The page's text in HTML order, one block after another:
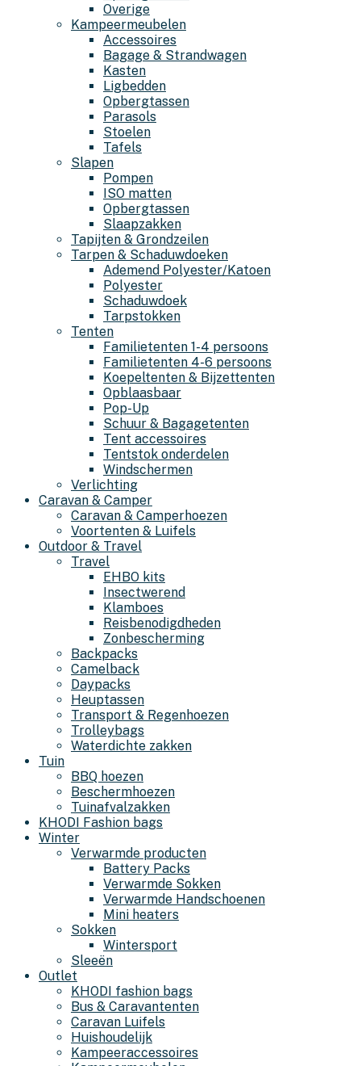
Overige
Kampeermeubelen
Accessoires
Bagage & Strandwagen
Kasten
Ligbedden
Opbergtassen
Parasols
Stoelen
Tafels
Slapen
Pompen
ISO matten
Opbergtassen
Slaapzakken
Tapijten & Grondzeilen
Tarpen & Schaduwdoeken
Ademend Polyester/Katoen
Polyester
Schaduwdoek
Tarpstokken
Tenten
Familietenten 1-4 persoons
Familietenten 4-6 persoons
Koepeltenten & Bijzettenten
Opblaasbaar
Pop-Up
Schuur & Bagagetenten
Tent accessoires
Tentstok onderdelen
Windschermen
Verlichting
Caravan & Camper
Caravan & Camperhoezen
Voortenten & Luifels
Outdoor & Travel
Travel
EHBO kits
Insectwerend
Klamboes
Reisbenodigdheden
Zonbescherming
Backpacks
Camelback
Daypacks
Heuptassen
Transport & Regenhoezen
Trolleybags
Waterdichte zakken
Tuin
BBQ hoezen
Beschermhoezen
Tuinafvalzakken
KHODI Fashion bags
Winter
Verwarmde producten
Battery Packs
Verwarmde Sokken
Verwarmde Handschoenen
Mini heaters
Sokken
Wintersport
Sleeën
Outlet
KHODI fashion bags
Bus & Caravantenten
Caravan Luifels
Huishoudelijk
Kampeeraccessoires